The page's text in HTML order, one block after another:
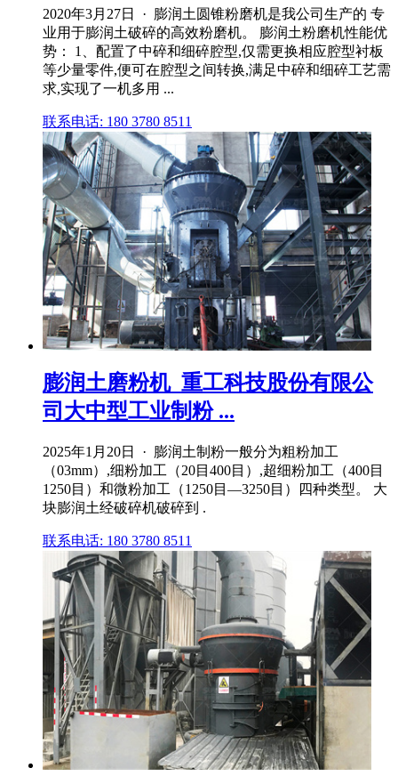
2020年3月27日 · 膨润土圆锥粉磨机是我公司生产的 专
业用于膨润土破碎的高效粉磨机。 膨润土粉磨机性能优
势： 1、配置了中碎和细碎腔型,仅需更换相应腔型衬板
等少量零件,便可在腔型之间转换,满足中碎和细碎工艺需
求,实现了一机多用 ...
联系电话: 180 3780 8511
膨润土磨粉机_重工科技股份有限公
司大中型工业制粉 ...
2025年1月20日 · 膨润土制粉一般分为粗粉加工
（03mm）,细粉加工（20目400目）,超细粉加工（400目
1250目）和微粉加工（1250目—3250目）四种类型。 大
块膨润土经破碎机破碎到 .
联系电话: 180 3780 8511